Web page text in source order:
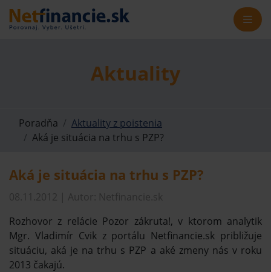
Aktuality
Poradňa
Aktuality z poistenia
Aká je situácia na trhu s PZP?
Aká je situácia na trhu s PZP?
08.11.2012 | Autor: Netfinancie.sk
Rozhovor z relácie Pozor zákruta!, v ktorom analytik
Mgr. Vladimír Cvik z portálu Netfinancie.sk približuje
situáciu, aká je na trhu s PZP a aké zmeny nás v roku
2013 čakajú.